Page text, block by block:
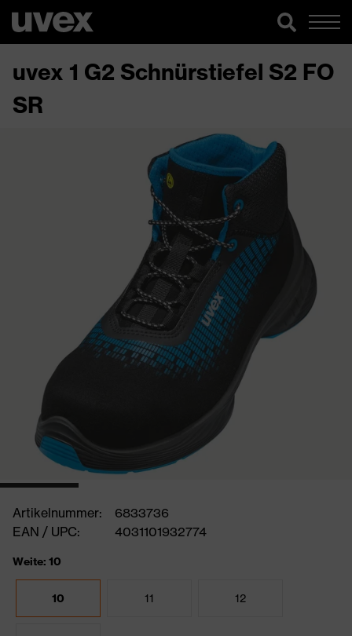
uvex 1 G2 Schnürstiefel S2 FO
SR
Artikelnummer:
6833736
EAN / UPC:
4031101932774
Weite: 10
10 11 12